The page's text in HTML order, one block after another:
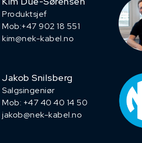
Produktsjef
​Mob:+47 902 18 551
kim@nek-kabel.no
Jakob Snilsberg
​Salgsingeniør
Mob: +47 40 40 14 50
jakob@nek-kabel.no